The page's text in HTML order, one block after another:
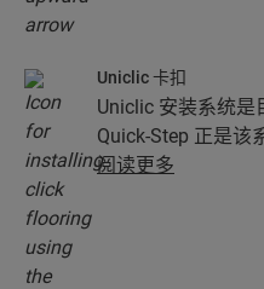
Uniclic 卡扣
Uniclic 安装系统是
Quick-Step 正是该
专利的革命性锁扣
阅读更多